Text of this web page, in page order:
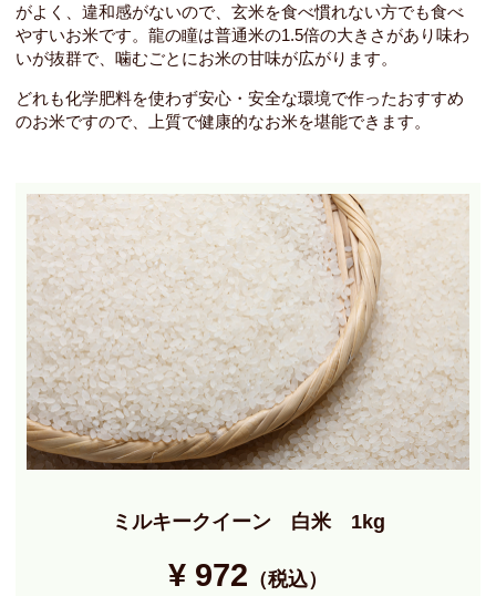
がよく、違和感がないので、玄米を食べ慣れない方でも食べ
やすいお米です。龍の瞳は普通米の1.5倍の大きさがあり味わ
いが抜群で、噛むごとにお米の甘味が広がります。
どれも化学肥料を使わず安心・安全な環境で作ったおすすめ
のお米ですので、上質で健康的なお米を堪能できます。
ミルキークイーン 白米 1kg
¥ 972 （税込）